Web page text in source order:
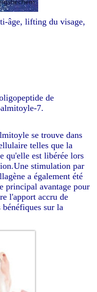
âge, lifting du visage,
de
7.
se trouve dans
telles que la
qu'elle est libérée lors
stimulation par
a également été
principal avantage pour
l'apport accru de
sur la